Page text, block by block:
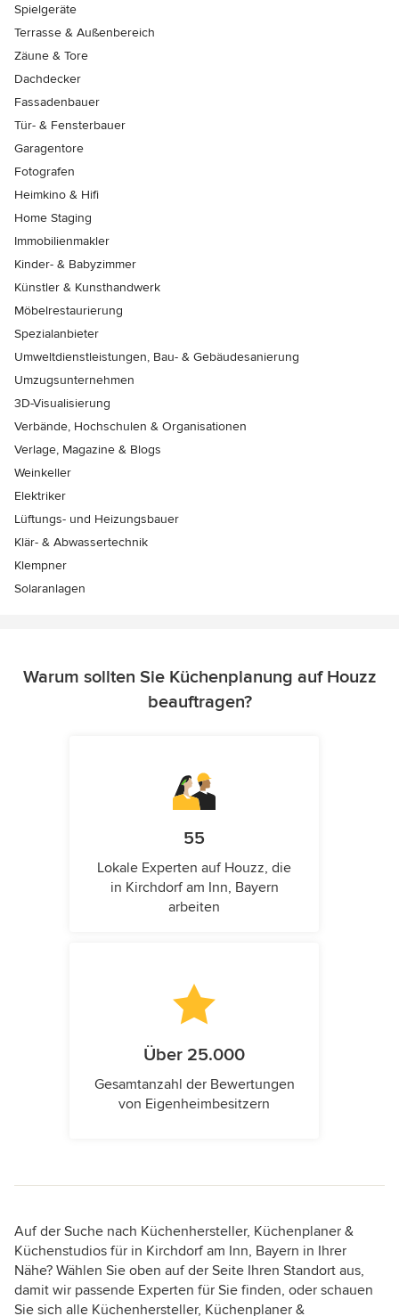
Spielgeräte
Terrasse & Außenbereich
Zäune & Tore
Dachdecker
Fassadenbauer
Tür- & Fensterbauer
Garagentore
Fotografen
Heimkino & Hifi
Home Staging
Immobilienmakler
Kinder- & Babyzimmer
Künstler & Kunsthandwerk
Möbelrestaurierung
Spezialanbieter
Umweltdienstleistungen, Bau- & Gebäudesanierung
Umzugsunternehmen
3D-Visualisierung
Verbände, Hochschulen & Organisationen
Verlage, Magazine & Blogs
Weinkeller
Elektriker
Lüftungs- und Heizungsbauer
Klär- & Abwassertechnik
Klempner
Solaranlagen
Warum sollten Sie Küchenplanung auf Houzz
beauftragen?
55
Lokale Experten auf Houzz, die
in Kirchdorf am Inn, Bayern
arbeiten
Über 25.000
Gesamtanzahl der Bewertungen
von Eigenheimbesitzern
Auf der Suche nach Küchenhersteller, Küchenplaner &
Küchenstudios für in Kirchdorf am Inn, Bayern in Ihrer
Nähe? Wählen Sie oben auf der Seite Ihren Standort aus,
damit wir passende Experten für Sie finden, oder schauen
Sie sich alle Küchenhersteller, Küchenplaner &